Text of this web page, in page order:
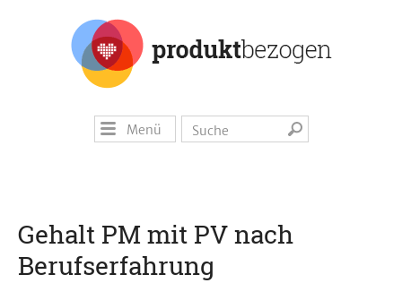
Menü
Gehalt PM mit PV nach
Berufserfahrung